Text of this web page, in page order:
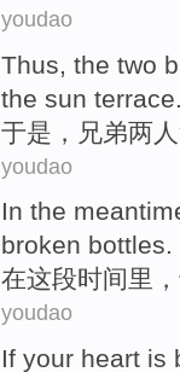
youdao
Thus , the two
the sun terrace
于是 ， 兄弟两
youdao
In the
broken bottles.
在这段时间里 ，
youdao
If your heart is